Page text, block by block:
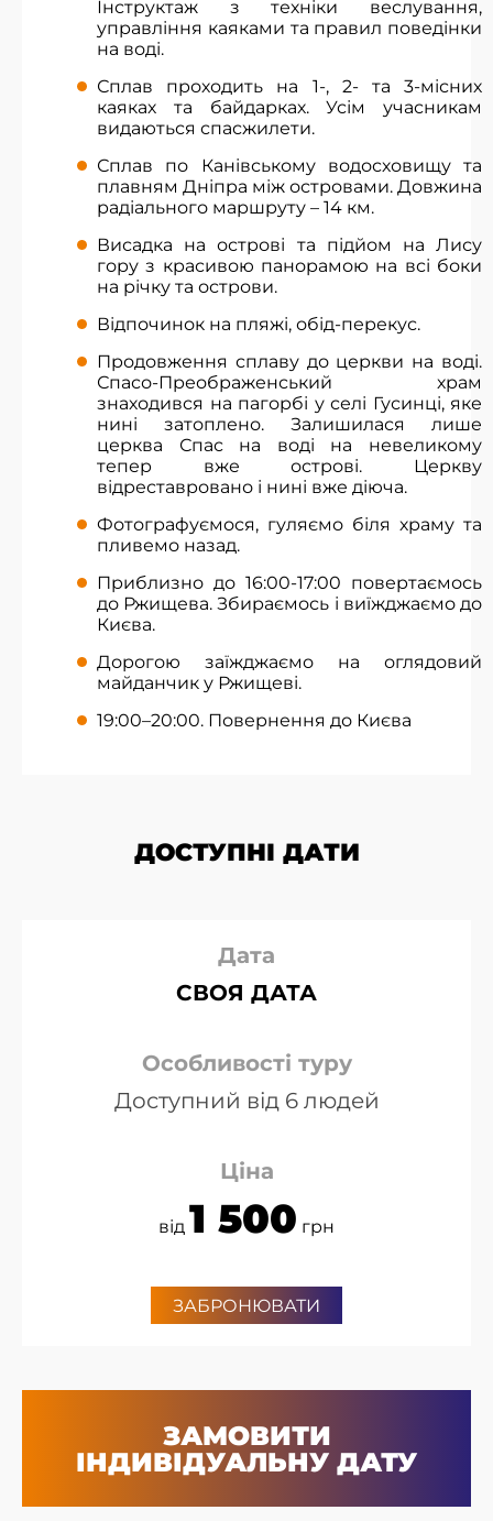
Інструктаж з техніки веслування,
управління каяками та правил поведінки
на воді.
Сплав проходить на 1-, 2- та 3-місних
каяках та байдарках. Усім учасникам
видаються спасжилети.
Сплав по Канівському водосховищу та
плавням Дніпра між островами. Довжина
радіального маршруту – 14 км.
Висадка на острові та підйом на Лису
гору з красивою панорамою на всі боки
на річку та острови.
Відпочинок на пляжі, обід-перекус.
Продовження сплаву до церкви на воді.
Спасо-Преображенський храм
знаходився на пагорбі у селі Гусинці, яке
нині затоплено. Залишилася лише
церква Спас на воді на невеликому
тепер вже острові. Церкву
відреставровано і нині вже діюча.
Фотографуємося, гуляємо біля храму та
пливемо назад.
Приблизно до 16:00-17:00 повертаємось
до Ржищева. Збираємось і виїжджаємо до
Києва.
Дорогою заїжджаємо на оглядовий
майданчик у Ржищеві.
19:00–20:00. Повернення до Києва
ДОСТУПНІ ДАТИ
Дата
СВОЯ ДАТА
Особливості туру
Доступний від 6 людей
Ціна
від 1 500 грн
ЗАБРОНЮВАТИ
ЗАМОВИТИ
ІНДИВІДУАЛЬНУ ДАТУ